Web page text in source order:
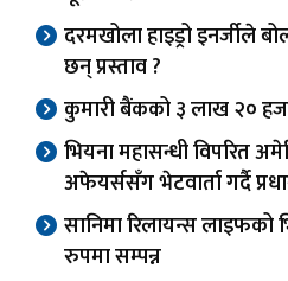
दरमखोला हाइड्रो इनर्जीले
छन् प्रस्ताव ?
कुमारी बैंकको ३ लाख २०
भियना महासन्धी विपरित
अफेयर्ससँग भेटवार्ता गर्दै
सानिमा रिलायन्स
रुपमा सम्पन्न